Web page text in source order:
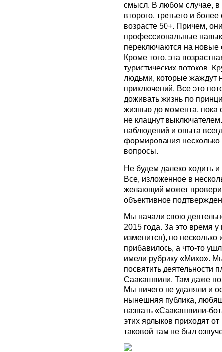
смысл. В любом случае,
второго, третьего и
возрасте 50+. Причем,
профессиональные
переключаются на
Кроме того, эта
туристических потоков.
людьми, которые жаждут
приключений. Все это
доживать жизнь по
жизнью до момента, пока
не клацнут
наблюдений и опыта
формирования несколько
вопросы.
Не будем далеко ходить
Все, изложенное в
желающий может
объективное
Мы начали свою
2015 года. За это время
изменится), но несколько
прибавилось, а что-то
имели рубрику «Михо».
посвятить деятельности
Саакашвили. Там даже
Мы ничего не удаляли и
нынешняя публика,
назвать «Саакашвили-
этих ярлыков приходят
таковой там не был